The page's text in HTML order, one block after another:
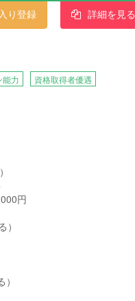
り登録 詳細を見る
能力
資格取得者優遇
円